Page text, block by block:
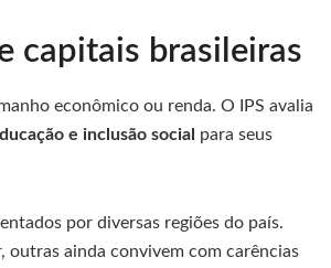
capitais brasileiras
econômico ou renda. O IPS avalia
e inclusão social para seus
por diversas regiões do país.
outras ainda convivem com carências